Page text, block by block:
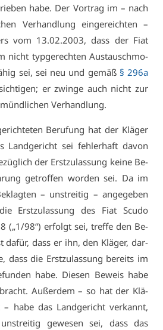
ha­be. Der Vor­trag im – nach
Ver­hand­lung ein­ge­reich­ten –
vom 13.02.2003, dass der Fi­at
nicht typ­ge­rech­ten Aus­tausch­mo­
sei, sei neu und ge­mäß § 296a
er zwin­ge auch nicht zur
Ver­hand­lung.
Be­ru­fung hat der Klä­ger
Land­ge­richt sei feh­ler­haft da­von
der Erst­zu­las­sung kei­ne Be­
ge­trof­fen wor­den sei. Da im
– un­strei­tig – an­ge­ge­ben
Erst­zu­las­sung des Fi­at Scu­do
(„1/98“) er­folgt sei, tref­fe den Be­
da­für, dass er ihn, den Klä­ger, dar­
dass die Erst­zu­las­sung be­reits im
ha­be. Die­sen Be­weis ha­be
Au­ßer­dem – so hat der Klä­
ha­be das Land­ge­richt ver­kannt,
ge­we­sen sei, dass das